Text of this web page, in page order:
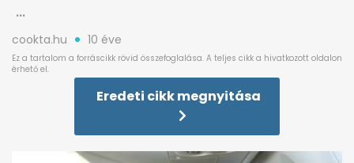
cookta.hu 10 éve
Eredeti cikk megnyitása